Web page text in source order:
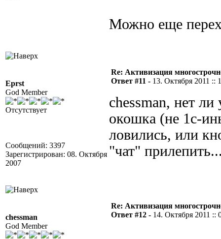
Можно еще
Eprst
God Member
Отсутствует
Сообщений: 3397
Зарегистрирован: 08. Октября
2007
Re: Активизация
Ответ #11 - 13. Октября 2011 ::
chessman, нет ли
окошка (не 1с-
ловились, или
"чат"
chessman
God Member
Re: Активизация
Ответ #12 - 14. Октября 2011 ::